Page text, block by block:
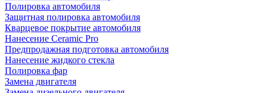
Полировка автомобиля
Защитная полировка автомобиля
Кварцевое покрытие автомобиля
Нанесение Ceramic Pro
Предпродажная подготовка автомобиля
Нанесение жидкого стекла
Полировка фар
Замена двигателя